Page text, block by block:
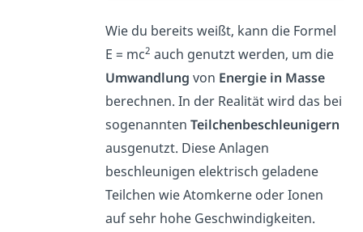
Wie du bereits weißt, kann die Formel
E = mc2 auch genutzt werden, um die
Umwandlung von Energie in Masse
berechnen. In der Realität wird das bei
sogenanntenTeilchenbeschleunigern
ausgenutzt. Diese Anlagen
beschleunigen elektrisch geladene
Teilchen wie Atomkerne oder Ionen
auf sehr hohe Geschwindigkeiten.